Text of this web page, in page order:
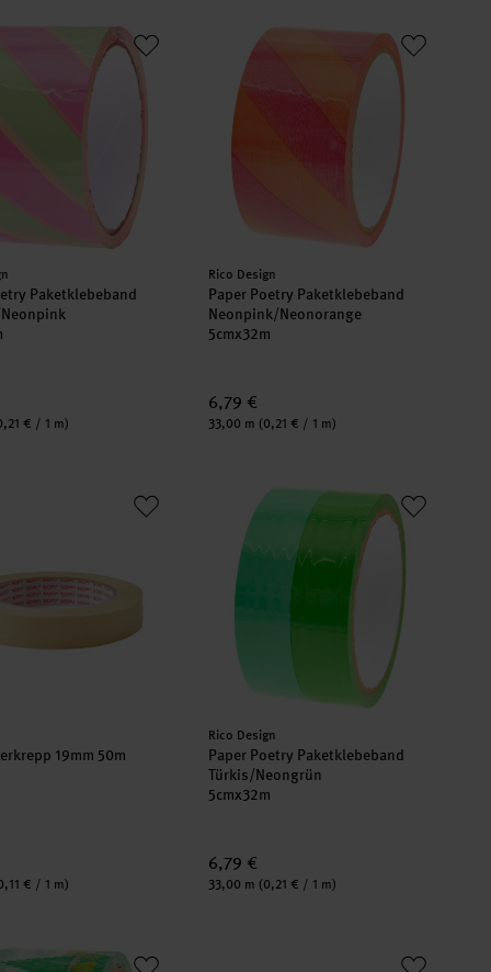
Paketklebeband Pistazie/Neonpink
Paketklebeband
€ / 1 m)
Paper Poetry Paketklebeband
Hersteller:
Rico Design
Paper Poetry Paketklebeband
Neonpink/Neonorange
5cmx32m
6,79 €
Inhalt:
33,00 m (0,21 € / 1 m)
19mm 50m
€ / 1 m)
Paper Poetry Paketklebeband
Hersteller:
Rico Design
Paper Poetry Paketklebeband
Türkis/Neongrün
5cmx32m
6,79 €
Inhalt:
33,00 m (0,21 € / 1 m)
Paketklebeband Pixel grün